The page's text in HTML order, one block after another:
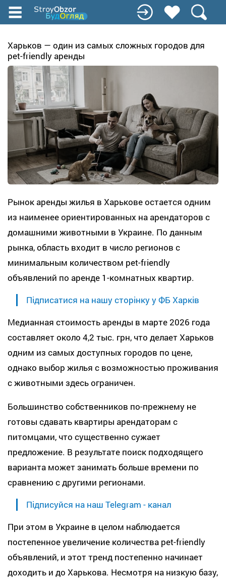
Перейти
содержанию
Харьков — один из самых сложных городов для
pet-friendly аренды
Рынок аренды жилья в Харькове остается одним
из наименее ориентированных на арендаторов с
домашними животными в Украине. По данным
рынка, область входит в число регионов с
минимальным количеством pet-friendly
объявлений по аренде 1-комнатных квартир.
Підписатися на нашу сторінку у ФБ Харків
Медианная стоимость аренды в марте 2026 года
составляет около 4,2 тыс. грн, что делает Харьков
одним из самых доступных городов по цене,
однако выбор жилья с возможностью проживания
с животными здесь ограничен.
Большинство собственников по-прежнему не
готовы сдавать квартиры арендаторам с
питомцами, что существенно сужает
предложение. В результате поиск подходящего
варианта может занимать больше времени по
сравнению с другими регионами.
Підписуйся на наш Telegram - канал
При этом в Украине в целом наблюдается
постепенное увеличение количества pet-friendly
объявлений, и этот тренд постепенно начинает
доходить и до Харькова. Несмотря на низкую базу,